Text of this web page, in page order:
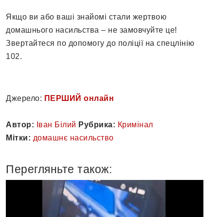
Якщо ви або ваші знайомі стали жертвою
домашнього насильства – не замовчуйте це!
Звертайтеся по допомогу до поліції на спецлінію
102.
Джерело: ПЕРШИЙ онлайн
Автор: Іван Білий Рубрика: Кримінал
Мітки: домашнє насильство
Перегляньте також: